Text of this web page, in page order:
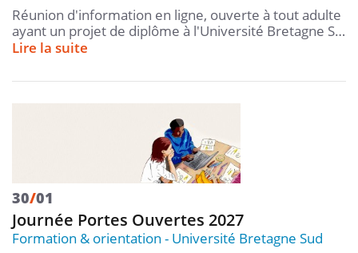
Réunion d'information en ligne, ouverte à tout adulte
ayant un projet de diplôme à l'Université Bretagne S…
Lire la suite
30/01
Journée Portes Ouvertes 2027
Formation & orientation
Université Bretagne Sud